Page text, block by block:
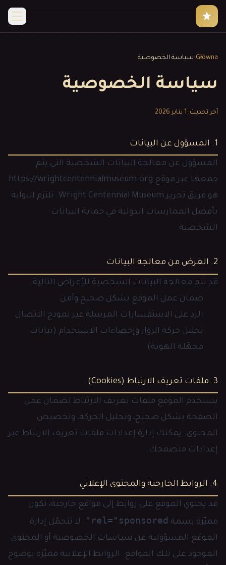
Główna
›سياسة الخصوصية
سياسة الخصوصية
آخر تحديث: 1 يناير 2026
1. المسؤول عن البيانات
المسؤول عن معالجة البيانات الشخصية التي يتم
جمعها عبر موقع https://wrightcentennialmuseum.org
هو فريق تحرير Wright Centennial Museum. تلتزم البوابة
بأفضل الممارسات الدولية في حماية البيانات
الشخصية.
2. الغرض من معالجة البيانات
قد تتم معالجة البيانات الشخصية للأغراض التالية:
ضمان عمل الموقع بشكل صحيح وآمن
الرد على الاستفسارات المرسلة عبر نموذج الاتصال
تحليل حركة الزوار وإحصاءات الاستخدام (بيانات
مجهّلة الهوية)
3. ملفات تعريف الارتباط (Cookies)
يستخدم الموقع ملفات تعريف الارتباط لضمان عمل
الصفحة بشكل صحيح، وتحليل الحركة، وتخصيص
المحتوى. يمكنك إدارة إعدادات ملفات تعريف الارتباط عبر
إعدادات متصفحك.
4. الروابط الخارجية والمحتوى الإعلاني
قد يحتوي الموقع على روابط إلى مواقع خارجية، تكون
مميّزة بسمة rel="sponsored"
. لا تتحمّل إدارة
الموقع المسؤولية عن سياسات الخصوصية أو المحتوى
الموجود على تلك المواقع. الروابط الإعلانية مميّزة بوضوح